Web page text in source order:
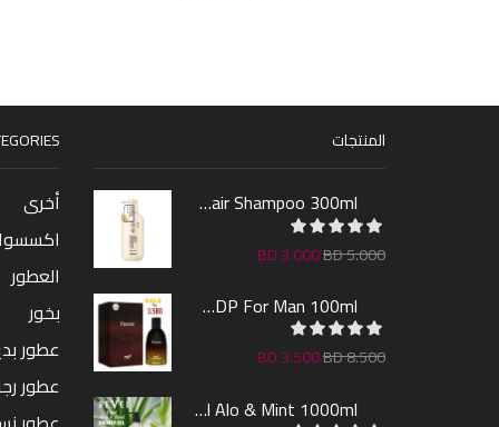
أخرى
العطور
بخور
عطور
عطور
المنتجات
Sakura Hair Shampoo 300ml
BD5.000
BD3.000
Farcent EDP For Man 100ml
BD8.500
BD3.500
Revel Shower Gel Alo & Mint 1000ml